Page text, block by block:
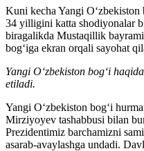
Kuni kecha Yangi
34 yilligini katta shodiyonalar
biragalikda Mustaqillik
bogʻiga ekran orqali sayohat
Yangi Oʻzbekiston bogʻi
etiladi.
Yangi Oʻzbekiston bogʻi
Mirziyoyev tashabbusi bilan
Prezidentimiz barchamizni
asarab-avaylashga undadi.